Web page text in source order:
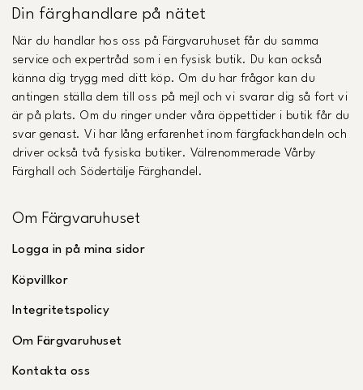
Din färghandlare på nätet
När du handlar hos oss på Färgvaruhuset får du samma
service och expertråd som i en fysisk butik. Du kan också
känna dig trygg med ditt köp. Om du har frågor kan du
antingen ställa dem till oss på mejl och vi svarar dig så fort vi
är på plats. Om du ringer under våra öppettider i butik får du
svar genast. Vi har lång erfarenhet inom färgfackhandeln och
driver också två fysiska butiker. Välrenommerade Vårby
Färghall och Södertälje Färghandel.
Om Färgvaruhuset
Logga in på mina sidor
Köpvillkor
Integritetspolicy
Om Färgvaruhuset
Kontakta oss